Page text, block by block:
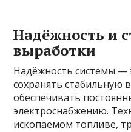
Надёжность и
выработки
Надёжность системы —
сохранять стабильную
обеспечивать
электроснабжению.
ископаемом топливе,